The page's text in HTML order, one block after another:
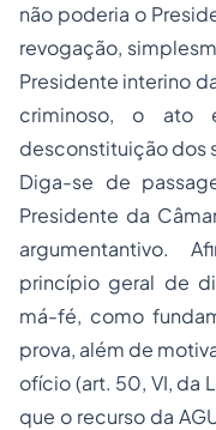
não poderia o
revogação,
Presidente interino
criminoso, o ato
desconstituição dos
Diga-se de
Presidente da
argumentantivo.
princípio geral de
má-fé, como
prova, além de
ofício (art. 50, VI, da
que o recurso da